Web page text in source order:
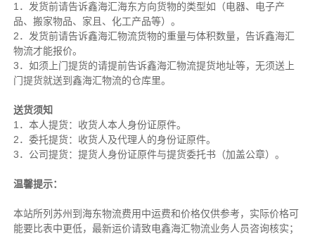
1．发货前请告诉鑫海汇海东方向货物的类型如（电器、电子产
品、搬家物品、家且、化工产品等）。
2．发货前请告诉鑫海汇物流货物的重量与体积数量，告诉鑫海汇
物流才能报价。
3．如须上门提货的请提前告诉鑫海汇物流提货地址等，无须送上
门提货就送到鑫海汇物流的仓库里。
送货须知
1．本人提货：收货人本人身份证原件。
2．委托提货：收货人及代理人的身份证原件。
3．公司提货：提货人身份证原件与提货委托书（加盖公章）。
温馨提示：
本站所列苏州到海东物流费用中运费和价格仅供参考，实际价格可
能要比表中更低，最新运价请致电鑫海汇物流业务人员咨询核实；